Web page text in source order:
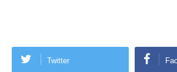
Twitter